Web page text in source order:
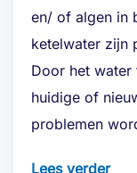
en/ of algen in
ketelwater zijn
Door het
huidige of
problemen
Lees verder